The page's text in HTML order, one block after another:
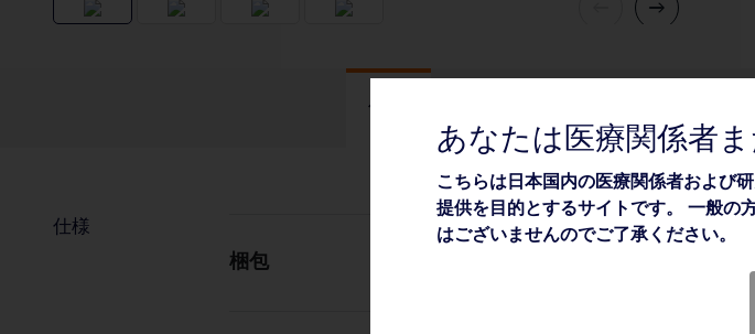
仕様
仕様
梱包
あなたは医療関係者
こちらは日本国内の医療関係者および
提供を目的とするサイトです。 一般の
はございませんのでご了承ください。